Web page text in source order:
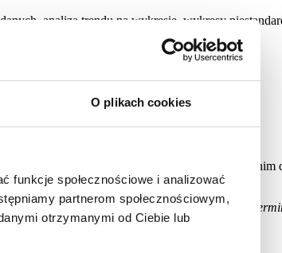
O plikach cookies
funkcje społecznościowe i analizować
partnerom społecznościowym,
otrzymanymi od Ciebie lub
analiza trendu na wykresie, wykresy
faktura.
wystawiona w dniu szkolenia lub w
otrzymają Państwo na dzień przed jego